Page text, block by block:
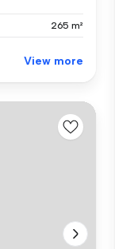
265 m²
View more